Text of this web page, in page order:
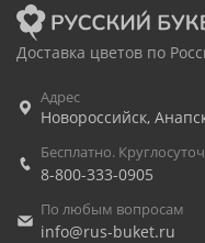
Доставка цветов по
Адрес
Новороссийск,
Бесплатно.
8-800-333-0905
По любым вопросам
info@rus-buket.ru